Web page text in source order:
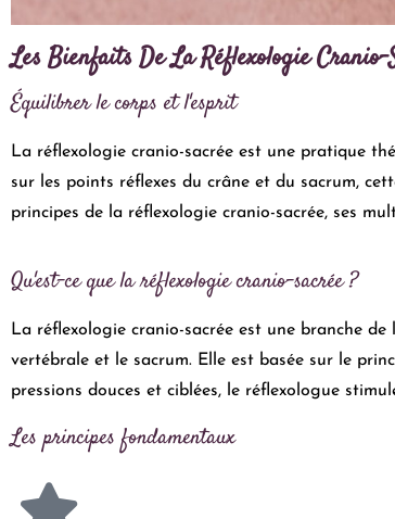
Les Bienfaits De La Réflexologie Cranio-
Équilibrer le corps et l'esprit
La réflexologie cranio-sacrée est une pratique
sur les points réflexes du crâne et du sacrum,
principes de la réflexologie cranio-sacrée, ses
Qu'est-ce que la réflexologie cranio-sacrée ?
La réflexologie cranio-sacrée est une branche
vertébrale et le sacrum. Elle est basée sur le
pressions douces et ciblées, le réflexologue
Les principes fondamentaux